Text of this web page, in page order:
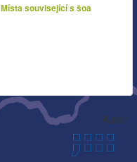
Místa související s šoa
Autor